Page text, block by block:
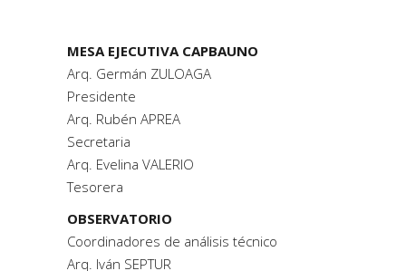
MESA EJECUTIVA CAPBAUNO
Arq. Germán ZULOAGA
Presidente
Arq. Rubén APREA
Secretaria
Arq. Evelina VALERIO
Tesorera
OBSERVATORIO
Coordinadores de análisis técnico
Arq. Iván SEPTUR